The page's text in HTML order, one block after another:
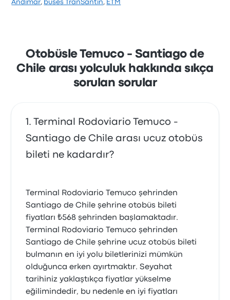
için başlangıç fiyatı ₺685
Andimar, buses TranSantin, ETM
Otobüsle Temuco - Santiago de
Chile arası yolculuk hakkında sıkça
sorulan sorular
Terminal Rodoviario Temuco -
Santiago de Chile arası ucuz otobüs
bileti ne kadardır?
Terminal Rodoviario Temuco şehrinden
Santiago de Chile şehrine otobüs bileti
fiyatları ₺568 şehrinden başlamaktadır.
Terminal Rodoviario Temuco şehrinden
Santiago de Chile şehrine ucuz otobüs bileti
bulmanın en iyi yolu biletlerinizi mümkün
olduğunca erken ayırtmaktır. Seyahat
tarihiniz yaklaştıkça fiyatlar yükselme
eğilimindedir, bu nedenle en iyi fiyatları